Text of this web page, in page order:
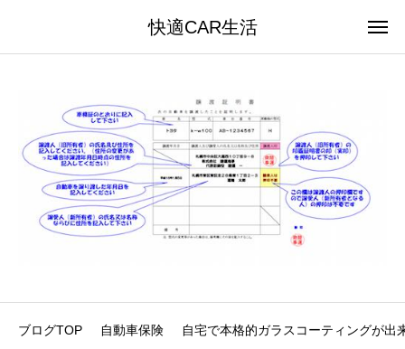
快適CAR生活
ブログTOP 自動車保険 自宅で本格的ガラスコーティングが出